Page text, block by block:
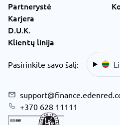
Partnerystė
Karjera
D.U.K.
Klientų linija
Pasirinkite savo šalį:
+370 628 11111